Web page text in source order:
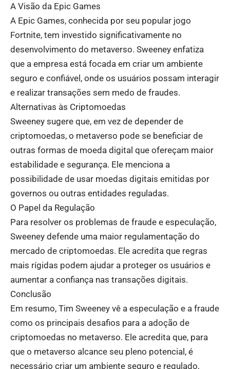
A Visão da Epic Games
A Epic Games, conhecida por seu popular jogo
Fortnite, tem investido significativamente no
desenvolvimento do metaverso. Sweeney enfatiza
que a empresa está focada em criar um ambiente
seguro e confiável, onde os usuários possam interagir
e realizar transações sem medo de fraudes.
Alternativas às Criptomoedas
Sweeney sugere que, em vez de depender de
criptomoedas, o metaverso pode se beneficiar de
outras formas de moeda digital que ofereçam maior
estabilidade e segurança. Ele menciona a
possibilidade de usar moedas digitais emitidas por
governos ou outras entidades reguladas.
O Papel da Regulação
Para resolver os problemas de fraude e especulação,
Sweeney defende uma maior regulamentação do
mercado de criptomoedas. Ele acredita que regras
mais rígidas podem ajudar a proteger os usuários e
aumentar a confiança nas transações digitais.
Conclusão
Em resumo, Tim Sweeney vê a especulação e a fraude
como os principais desafios para a adoção de
criptomoedas no metaverso. Ele acredita que, para
que o metaverso alcance seu pleno potencial, é
necessário criar um ambiente seguro e regulado,